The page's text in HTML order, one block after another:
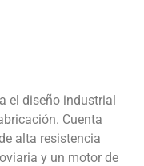
el diseño industrial
Cuenta
alta resistencia
y un motor de